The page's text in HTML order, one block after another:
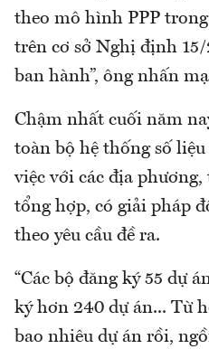
theo mô hình PPP
trên cơ sở Nghị định
ban hành”, ông nhấn
Chậm nhất cuối năm
toàn bộ hệ thống số
việc với các địa
tổng hợp, có giải pháp
theo yêu cầu đề ra.
“Các bộ đăng ký 55 dự
ký hơn 240 dự án... Từ
bao nhiêu dự án rồi,